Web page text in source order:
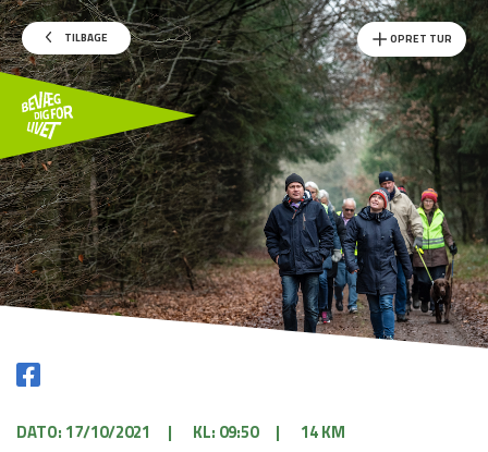
TILBAGE OPRET TUR
DATO: 17/10/2021 | KL: 09:50 | 14 KM